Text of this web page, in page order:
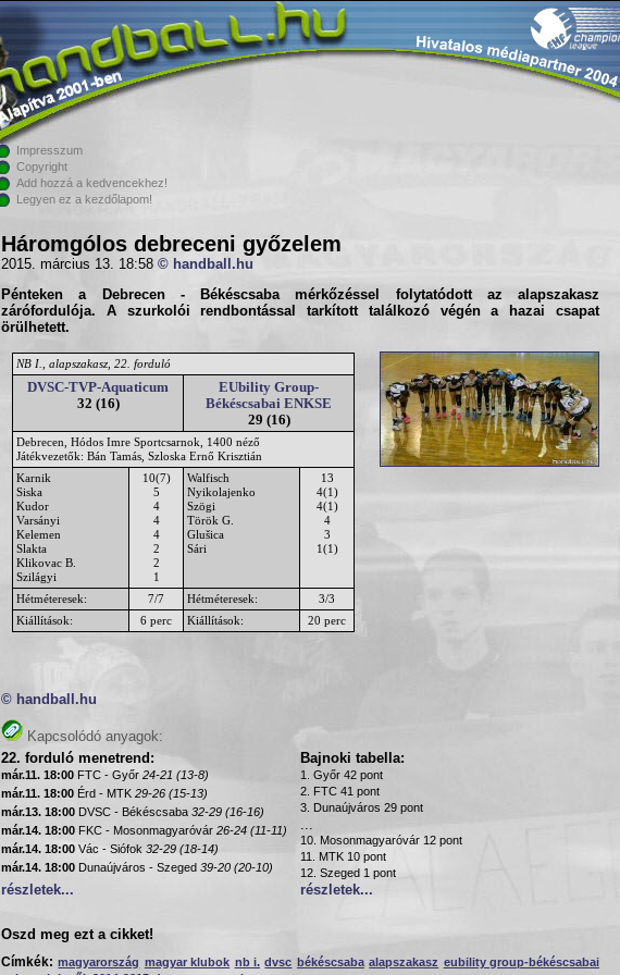
Impresszum
Copyright
Add hozzá a kedvencekhez!
Legyen ez a kezdőlapom!
Háromgólos debreceni győzelem
2015. március 13. 18:58 © handball.hu
Pénteken a Debrecen - Békéscsabamérkőzéssel folytatódott az alapszakasz
zárófordulója. A szurkolói rendbontással tarkított találkozó végén a hazai csapat
örülhetett.
NB I., alapszakasz, 22. forduló
DVSC-TVP-Aquaticum
32 (16)
EUbility Group-
Békéscsabai ENKSE
29 (16)
Debrecen, Hódos Imre Sportcsarnok, 1400 néző
Játékvezetők: Bán Tamás, Szloska Ernő Krisztián
Karnik
Siska
Kudor
Varsányi
Kelemen
Slakta
Klikovac B.
Szilágyi
10(7)
5
4
4
4
2
2
1
Walfisch
Nyikolajenko
Szögi
Török G.
Glušica
Sári
13
4(1)
4(1)
4
3
1(1)
Hétméteresek: 7/7 Hétméteresek:
3/3
Kiállítások:
6 perc Kiállítások: 20 perc
© handball.hu
Kapcsolódó anyagok:
22. forduló menetrend:
már.11. 18:00 FTC - Győr 24-21 (13-8)
már.11. 18:00 Érd - MTK 29-26 (15-13)
már.13. 18:00 DVSC - Békéscsaba 32-29 (16-16)
már.14. 18:00 FKC - Mosonmagyaróvár 26-24 (11-11)
már.14. 18:00 Vác - Siófok 32-29 (18-14)
már.14. 18:00 Dunaújváros - Szeged 39-20 (20-10)
részletek...
Bajnoki tabella:
1. Győr 42 pont
2. FTC 41 pont
3. Dunaújváros 29 pont
10. Mosonmagyaróvár 12 pont
11. MTK 10 pont
12. Szeged 1 pont
részletek...
Oszd meg ezt a cikket!
Címkék: magyarország magyar klubok nb i. dvsc békéscsaba alapszakasz eubility group-békéscsabai